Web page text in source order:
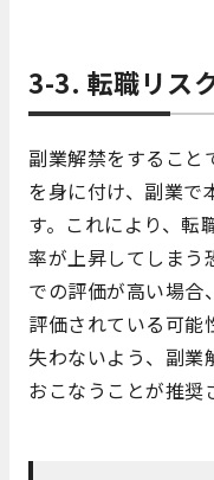
3-3. 転職リス
副業解禁をすること
を身に付け、副業で
す。これにより、転
率が上昇してしまう
での評価が高い場合
評価されている可能
失わないよう、副業
おこなうことが推奨